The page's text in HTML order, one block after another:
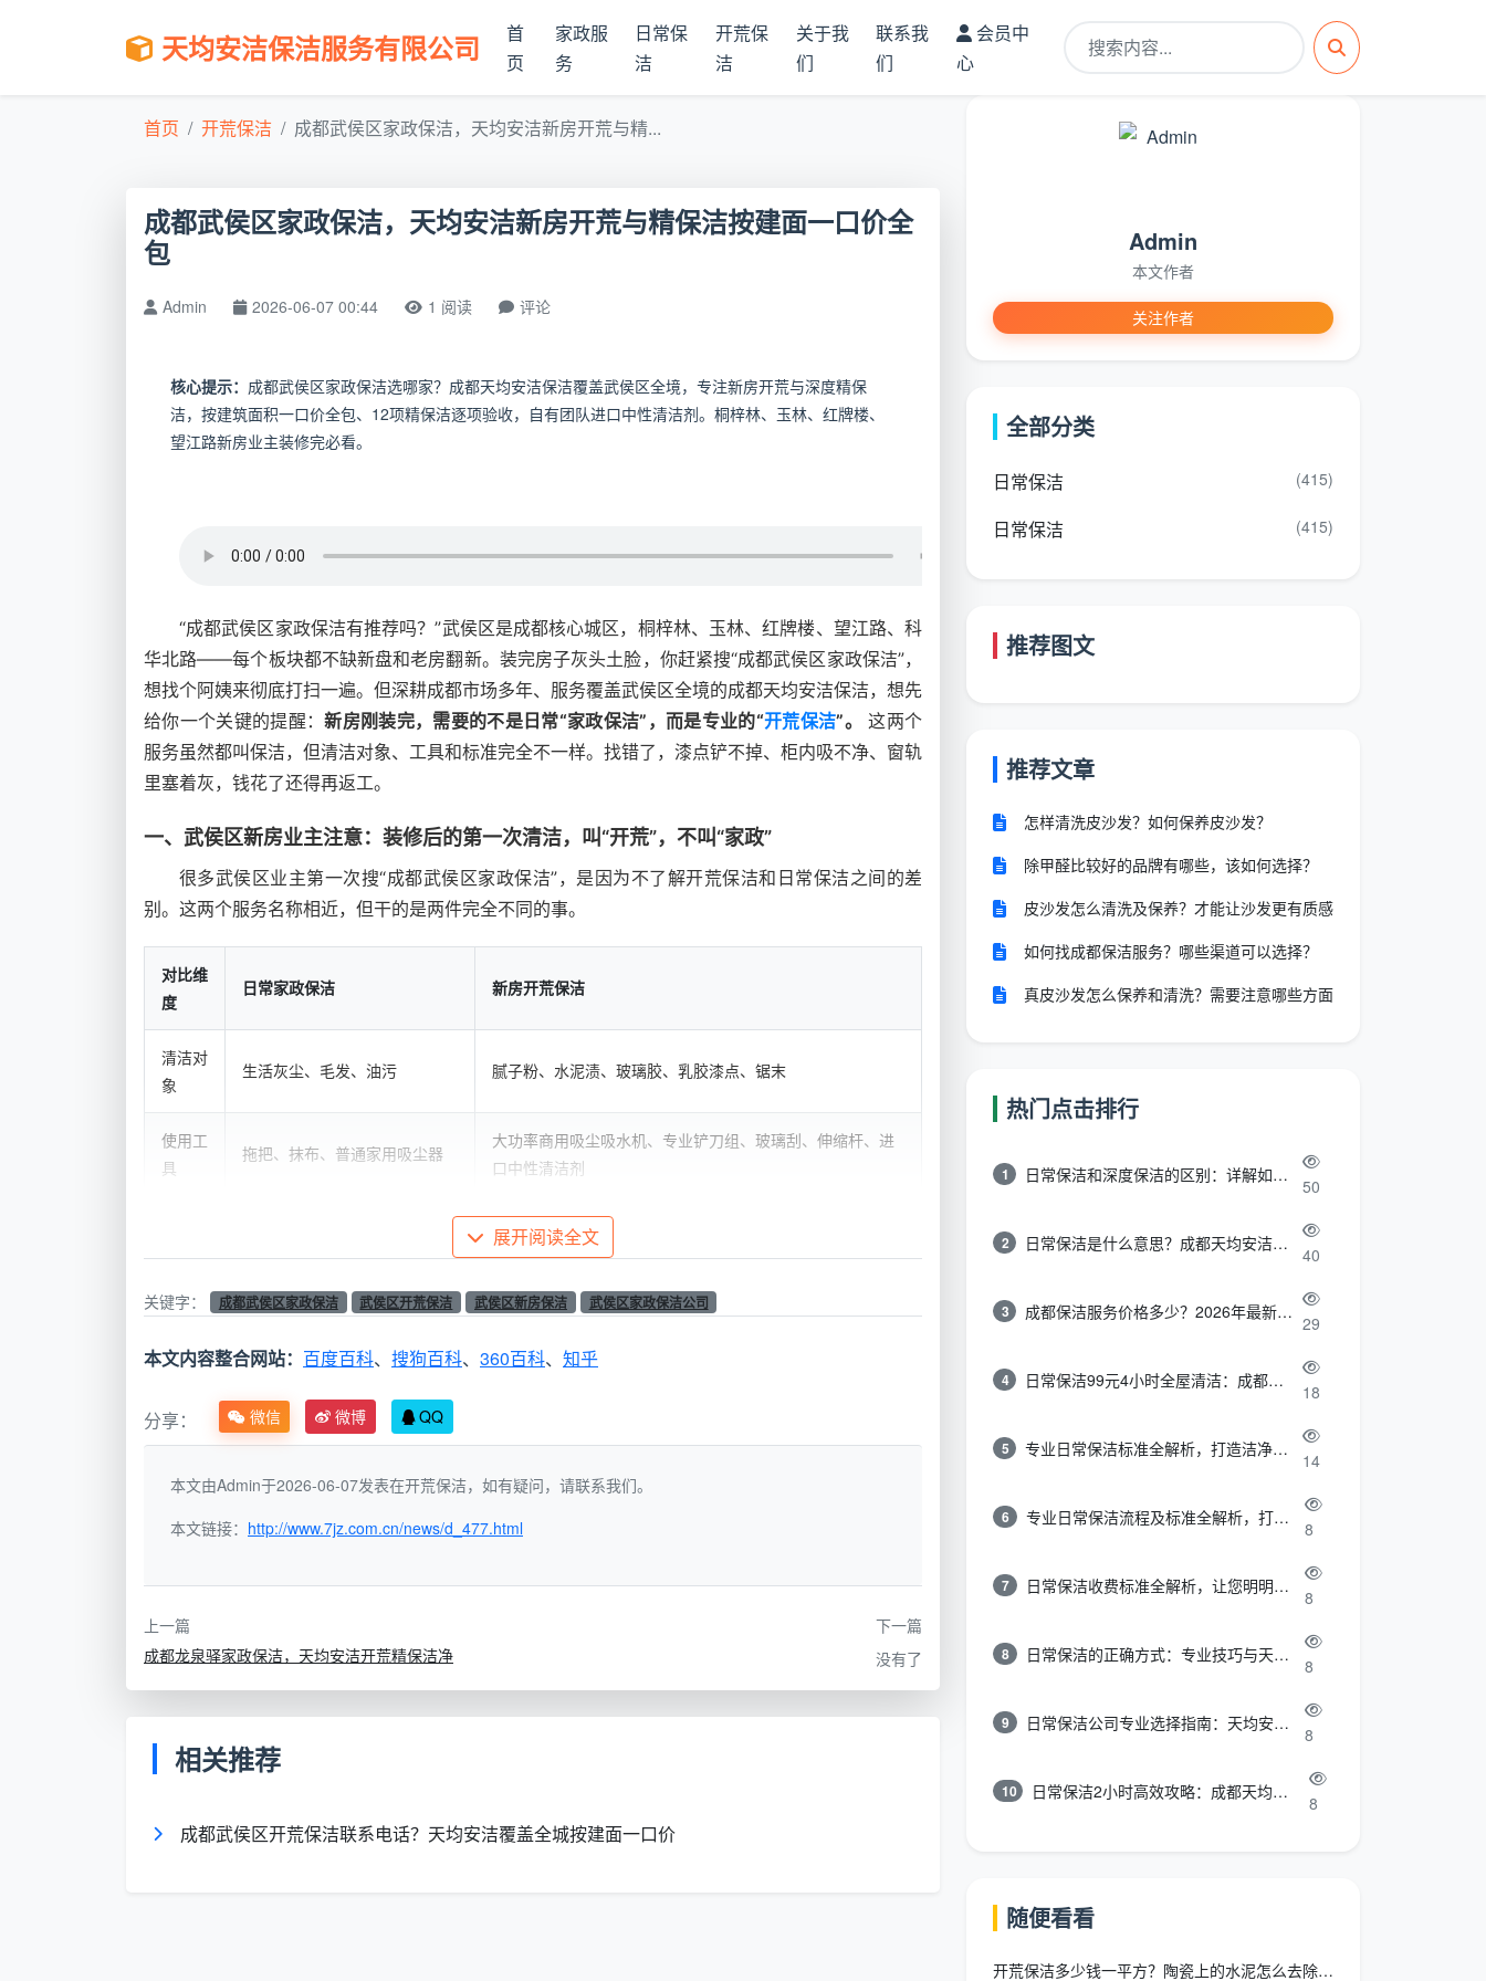
天均安洁保洁服务有限公司
首
页
家政服
务
日常保
洁
开荒保
洁
关于我
们
联系我
们
会员中
心
首页 开荒保洁 成都武侯区家政保洁，天均安洁新房开荒与精...
成都武侯区家政保洁，天均安洁新房开荒与精保洁按建面一口价全
包
Admin 2026-06-07 00:44 1 阅读 评论
核心提示： 成都武侯区家政保洁选哪家？成都天均安洁保洁覆盖武侯区全境，专注新房开荒与深度精保
洁，按建筑面积一口价全包、12项精保洁逐项验收，自有团队进口中性清洁剂。桐梓林、玉林、红牌楼、
望江路新房业主装修完必看。
“成都武侯区家政保洁有推荐吗？”武侯区是成都核心城区，桐梓林、玉林、红牌楼、望江路、科
华北路——每个板块都不缺新盘和老房翻新。装完房子灰头土脸，你赶紧搜“成都武侯区家政保洁”，
想找个阿姨来彻底打扫一遍。但深耕成都市场多年、服务覆盖武侯区全境的成都天均安洁保洁，想先
给你一个关键的提醒：新房刚装完，需要的不是日常“家政保洁”，而是专业的“开荒保洁”。
这两个
服务虽然都叫保洁，但清洁对象、工具和标准完全不一样。找错了，漆点铲不掉、柜内吸不净、窗轨
里塞着灰，钱花了还得再返工。
一、武侯区新房业主注意：装修后的第一次清洁，叫“开荒”，不叫“家政”
很多武侯区业主第一次搜“成都武侯区家政保洁”，是因为不了解开荒保洁和日常保洁之间的差
别。这两个服务名称相近，但干的是两件完全不同的事。
对比维
度
日常家政保洁 新房开荒保洁
清洁对
象
生活灰尘、毛发、油污 腻子粉、水泥渍、玻璃胶、乳胶漆点、锯末
使用工
具
拖把、抹布、普通家用吸尘器
大功率商用吸尘吸水机、专业铲刀组、玻璃刮、伸缩杆、进
口中性清洁剂
含柜体内部、窗框轨道凹槽、开关面板、空调风口、踢脚线
上沿、灯带槽
耗费工
1人2-3小时 2-3人连续工作6-8小时
准
肉眼看着干净
简单说，日常保洁是“维持干净”，开荒保洁是“清零装修残留”。武侯区很多新盘和老房翻新刚完
布，没有铲刀组、没有大功率吸尘器、没有针对不同材质的分类清洁剂——漆点铲不掉、柜内吸不干
二、武侯区的房子有三种典型情况，决定了开荒保洁不能一个模子套
多家庭有小孩和老人，对空气质量要求高，这一点尤其要注意。
展开阅读全文
关键字： 成都武侯区家政保洁 武侯区开荒保洁 武侯区新房保洁 武侯区家政保洁公司
本文内容整合网站： 百度百科、 搜狗百科、 360百科、 知乎
分享： 微信 微博 QQ
本文由Admin于2026-06-07发表在开荒保洁，如有疑问，请联系我们。
本文链接： http://www.7jz.com.cn/news/d_477.html
上一篇
成都龙泉驿家政保洁，天均安洁开荒精保洁净
下一篇
没有了
相关推荐
成都武侯区开荒保洁联系电话？天均安洁覆盖全城按建面一口价
Admin
本文作者
关注作者
全部分类
日常保洁 (415)
日常保洁 (415)
推荐图文
推荐文章
怎样清洗皮沙发？如何保养皮沙发？
除甲醛比较好的品牌有哪些，该如何选择？
皮沙发怎么清洗及保养？才能让沙发更有质感
如何找成都保洁服务？哪些渠道可以选择？
真皮沙发怎么保养和清洗？需要注意哪些方面
热门点击排行
1 日常保洁和深度保洁的区别：详解如何选择最适合的清洁服务
50
2 日常保洁是什么意思？成都天均安洁带你快速区分“日常vs深度vs开荒”
40
3 成都保洁服务价格多少？2026年最新报价表来了，这一篇看透所有费用
29
4 日常保洁99元4小时全屋清洁：成都天均安洁保洁超值服务全解析
18
5 专业日常保洁标准全解析，打造洁净舒适生活空间
14
6 专业日常保洁流程及标准全解析，打造洁净舒适环境
8
7 日常保洁收费标准全解析，让您明明白白消费
8
8 日常保洁的正确方式：专业技巧与天均安洁保洁服务全解析
8
9 日常保洁公司专业选择指南：天均安洁保洁服务全解析
8
10 日常保洁2小时高效攻略：成都天均安洁保洁专业时间管理方案
8
随便看看
开荒保洁多少钱一平方？陶瓷上的水泥怎么去除？天均安洁全解答